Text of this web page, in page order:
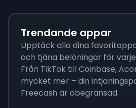
Trendande appar
Upptäck alla dina
och tjäna belöningar för
Från TikTok till Coinbase,
mycket mer – din
Freecash är obegränsad.